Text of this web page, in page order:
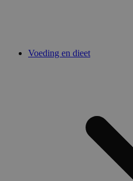
Voeding en dieet